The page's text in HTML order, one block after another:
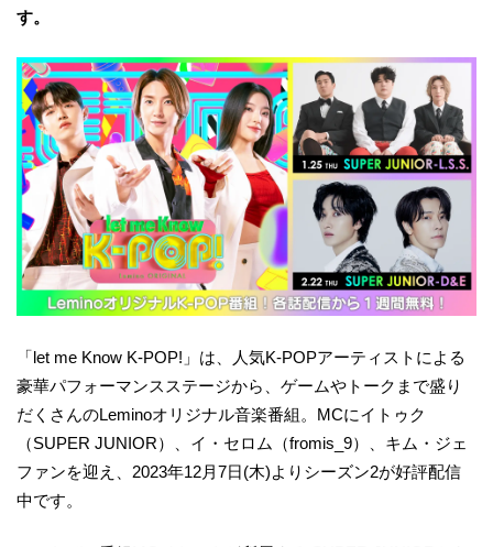
す。
「let me Know K-POP!」は、人気K-POPアーティストによる
豪華パフォーマンスステージから、ゲームやトークまで盛り
だくさんのLeminoオリジナル音楽番組。MCにイトゥク
（SUPER JUNIOR）、イ・セロム（fromis_9）、キム・ジェ
ファンを迎え、2023年12月7日(木)よりシーズン2が好評配信
中です。